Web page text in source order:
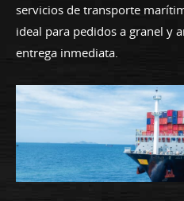
servicios de transporte
ideal para pedidos a granel y
entrega inmediata.